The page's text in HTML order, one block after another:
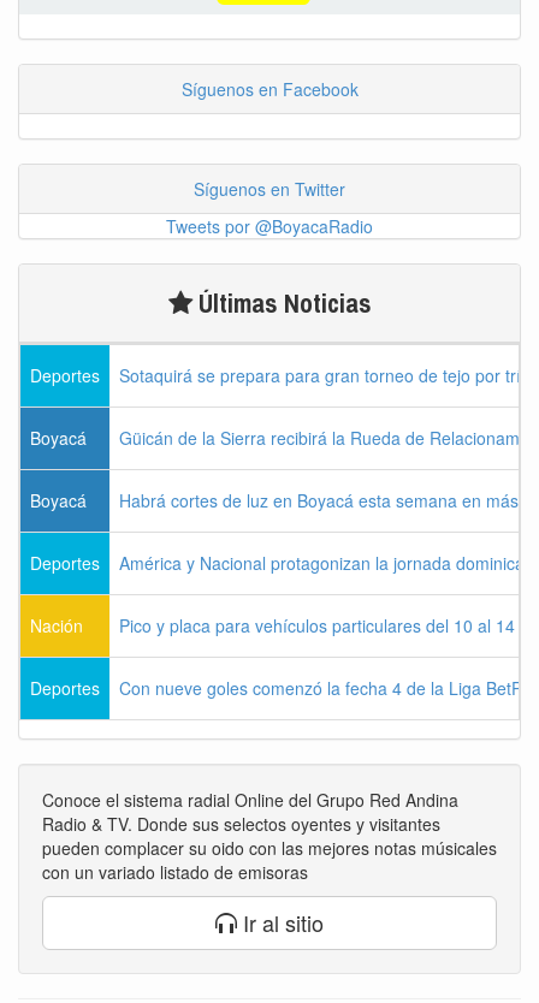
Síguenos en Facebook
Síguenos en Twitter
Tweets por @BoyacaRadio
Últimas Noticias
Deportes Sotaquirá se prepara para gran torneo de tejo por tríos
Boyacá Güicán de la Sierra recibirá la Rueda de
Boyacá Habrá cortes de luz en Boyacá esta semana en más
Deportes América y Nacional protagonizan la jornada dominical
Nación Pico y placa para vehículos particulares del 10 al 14
Deportes Con nueve goles comenzó la fecha 4 de la Liga
Conoce el sistema radial Online del Grupo Red Andina
Radio & TV. Donde sus selectos oyentes y visitantes
pueden complacer su oido con las mejores notas músicales
con un variado listado de emisoras
Ir al sitio